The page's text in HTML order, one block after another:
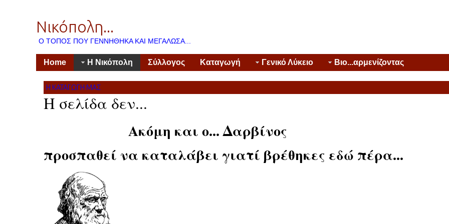
Νικόπολη...
Ο ΤΌΠΟΣ ΠΟΥ ΓΕΝΝΉΘΗΚΑ ΚΑΙ ΜΕΓΆΛΩΣΑ...
Home Η Νικόπολη Σύλλογος Καταγωγή Γενικό Λύκειο Βιο...αρμενίζοντας
Η ΚΑΤΑΓΩΓΉ ΜΑΣ
Η σελίδα δεν...
Ακόμη και ο... Δαρβίνος
προσπαθεί να καταλάβει γιατί βρέθηκες εδώ πέρα...